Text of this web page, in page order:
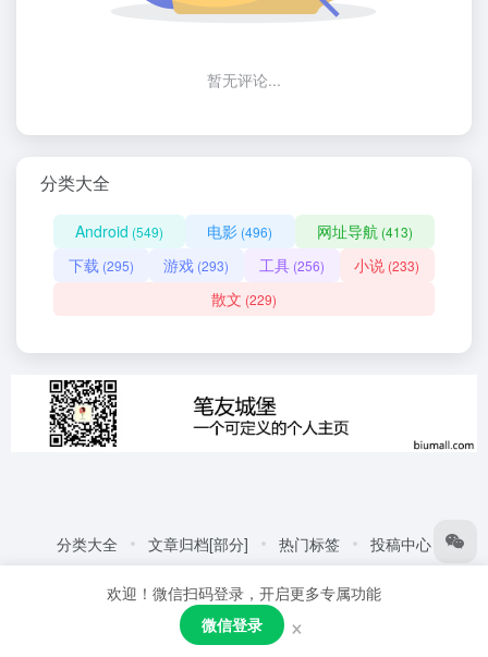
暂无评论...
分类大全
Android (549) 电影 (496) 网址导航 (413)
下载 (295) 游戏 (293) 工具(256) 小说 (233)
散文 (229)
分类大全 文章归档[部分] 热门标签
投稿中心
笔友城堡 - 阅读是一种生活方式
2021001387号 粤公网安备44030002005109号
欢迎！微信扫码登录，开启更多专属功能
微信登录
×